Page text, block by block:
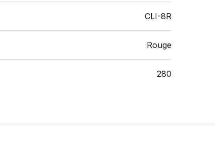
CLI-8R
Rouge
280